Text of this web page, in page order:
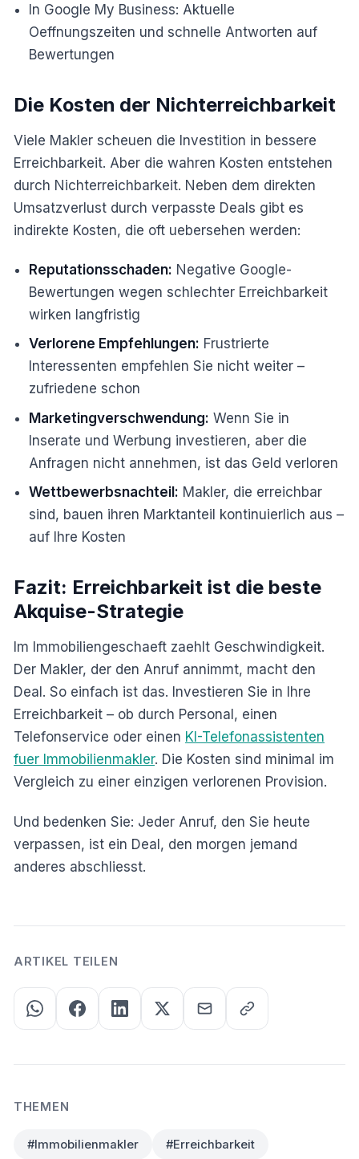
In Google My Business: Aktuelle
Oeffnungszeiten und schnelle Antworten auf
Bewertungen
Die Kosten der Nichterreichbarkeit
Viele Makler scheuen die Investition in bessere
Erreichbarkeit. Aber die wahren Kosten entstehen
durch Nichterreichbarkeit. Neben dem direkten
Umsatzverlust durch verpasste Deals gibt es
indirekte Kosten, die oft uebersehen werden:
Reputationsschaden: Negative Google-
Bewertungen wegen schlechter Erreichbarkeit
wirken langfristig
Verlorene Empfehlungen: Frustrierte
Interessenten empfehlen Sie nicht weiter –
zufriedene schon
Marketingverschwendung: Wenn Sie in
Inserate und Werbung investieren, aber die
Anfragen nicht annehmen, ist das Geld verloren
Wettbewerbsnachteil: Makler, die erreichbar
sind, bauen ihren Marktanteil kontinuierlich aus –
auf Ihre Kosten
Fazit: Erreichbarkeit ist die beste
Akquise-Strategie
Im Immobiliengeschaeft zaehlt Geschwindigkeit.
Der Makler, der den Anruf annimmt, macht den
Deal. So einfach ist das. Investieren Sie in Ihre
Erreichbarkeit – ob durch Personal, einen
Telefonservice oder einen KI-Telefonassistenten
fuer Immobilienmakler. Die Kosten sind minimal im
Vergleich zu einer einzigen verlorenen Provision.
Und bedenken Sie: Jeder Anruf, den Sie heute
verpassen, ist ein Deal, den morgen jemand
anderes abschliesst.
ARTIKEL TEILEN
THEMEN
#Immobilienmakler #Erreichbarkeit